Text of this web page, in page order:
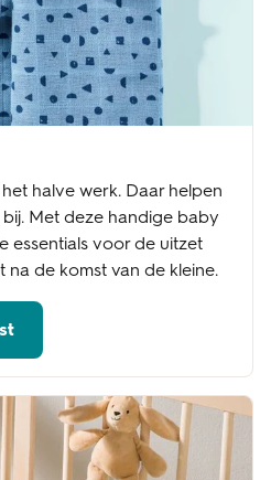
halve werk. Daar helpen
Met deze handige baby
essentials voor de uitzet
de komst van de kleine.